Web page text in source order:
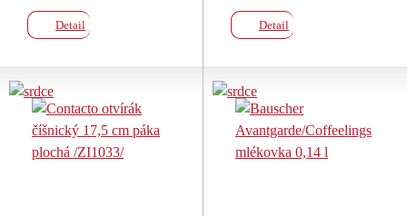
Detail Detail